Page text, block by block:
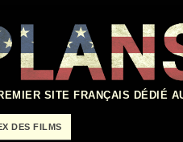
SITE FRANÇAIS DÉDIÉ
DES FILMS